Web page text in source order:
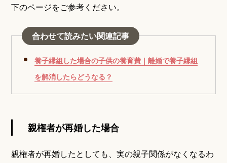
下のページをご参考ください。
合わせて読みたい関連記事
養子縁組した場合の子供の養育費｜離婚で養子縁組
を解消したらどうなる？
親権者が再婚した場合
親権者が再婚したとしても、実の親子関係がなくなるわ